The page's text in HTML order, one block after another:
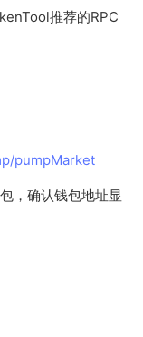
推荐的RPC
pumpMarket
，确认钱包地址显